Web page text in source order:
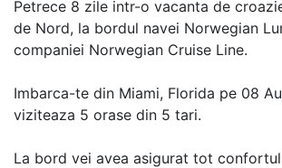
Petrece 8 zile intr-o vacanta de
de Nord, la bordul navei Norwegian
companiei Norwegian Cruise Line.
Imbarca-te din Miami, Florida pe 08
viziteaza 5 orase din 5 tari.
La bord vei avea asigurat tot confortul